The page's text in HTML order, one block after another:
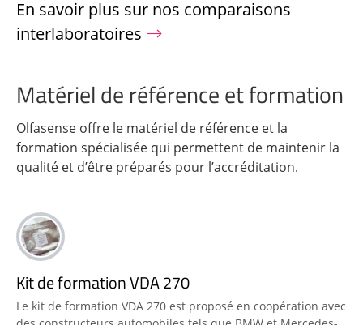
En savoir plus sur nos comparaisons
interlaboratoires
Matériel de référence et formation
Olfasense offre le matériel de référence et la
formation spécialisée qui permettent de maintenir la
qualité et d’être préparés pour l’accréditation.
Kit de formation VDA 270
Le kit de formation VDA 270 est proposé en coopération avec